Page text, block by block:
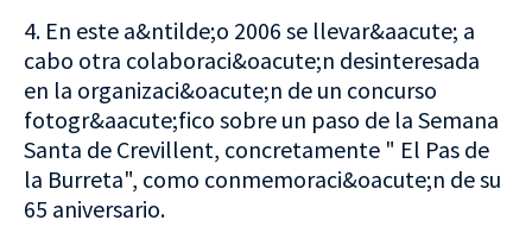
4. En este a&ntilde;o 2006 se llevar&aacute; a
cabo otra colaboraci&oacute;n desinteresada
en la organizaci&oacute;n de un concurso
fotogr&aacute;fico sobre un paso de la Semana
Santa de Crevillent, concretamente " El Pas de
la Burreta", como conmemoraci&oacute;n de su
65 aniversario.